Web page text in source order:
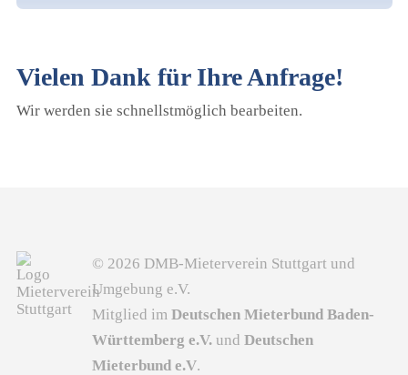
Vielen Dank für Ihre Anfrage!
Wir werden sie schnellstmöglich bearbeiten.
© 2026 DMB-Mieterverein Stuttgart und
Umgebung e.V.
Mitglied im Deutschen Mieterbund Baden-
Württemberg e.V.und Deutschen
Mieterbund e.V.